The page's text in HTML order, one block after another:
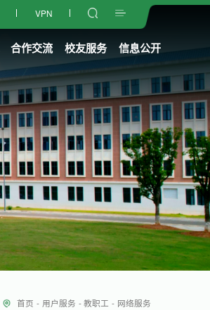
VPN
合作交流 校友服务 信息公开
首页 - 用户服务 - 教职工 - 网络服务